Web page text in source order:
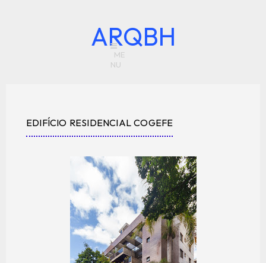
ARQBH
EDIFÍCIO RESIDENCIAL COGEFE